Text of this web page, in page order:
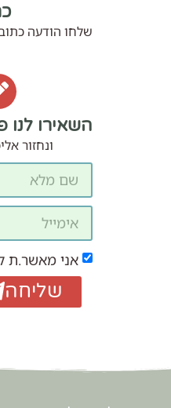
שלחו הודעה
השאירו
ונחזור
אני מאשר.ת
שליחה